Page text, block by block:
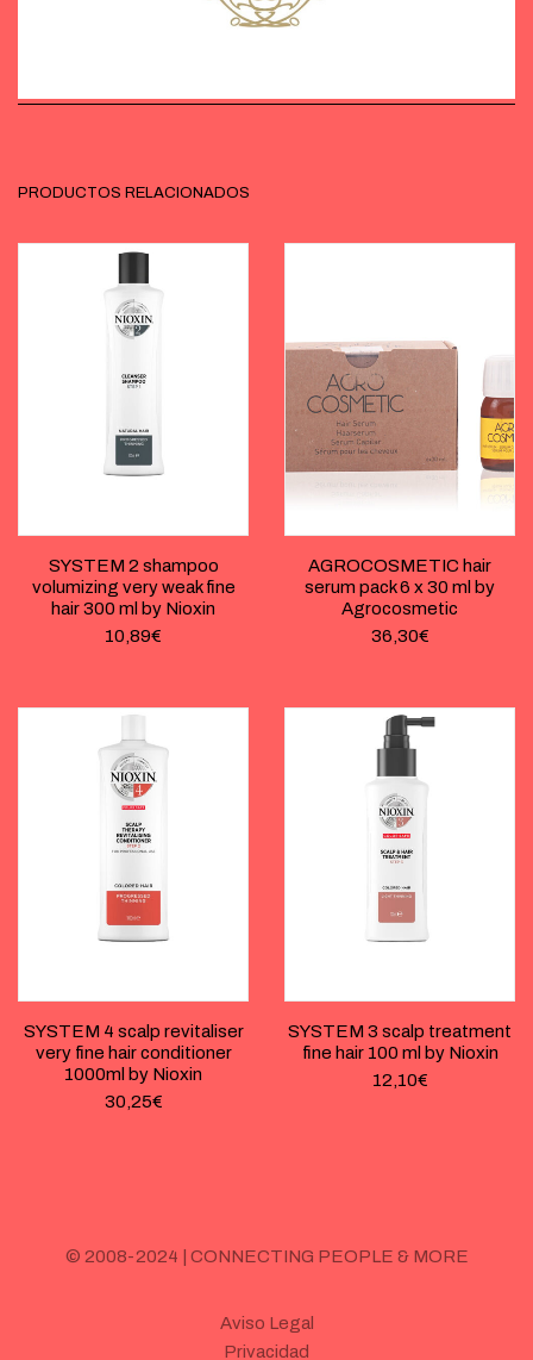
PRODUCTOS RELACIONADOS
SYSTEM 2 shampoo
volumizing very weak fine
hair 300 ml by Nioxin
10,89€
AGROCOSMETIC hair
serum pack 6 x 30 ml by
Agrocosmetic
36,30€
SYSTEM 4 scalp revitaliser
very fine hair conditioner
1000ml by Nioxin
30,25€
SYSTEM 3 scalp treatment
fine hair 100 ml by Nioxin
12,10€
© 2008-2024 | CONNECTING PEOPLE & MORE
Aviso Legal
Privacidad